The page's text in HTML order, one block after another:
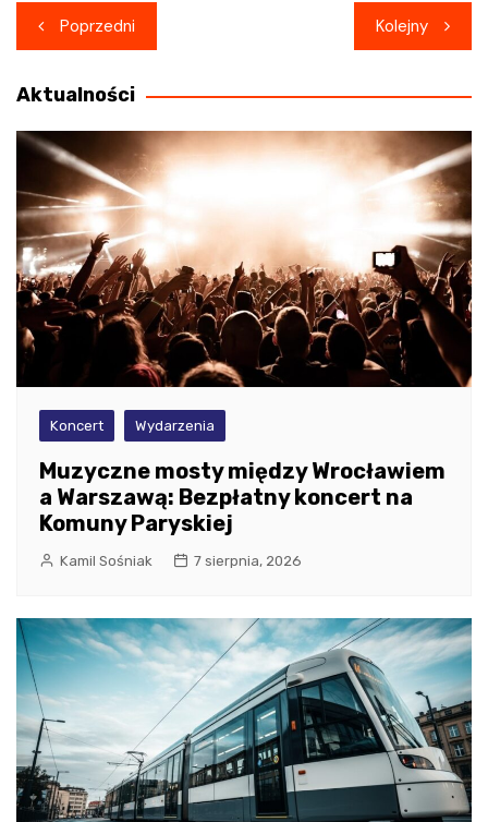
Nawigacja
wpisu
Poprzedni Kolejny
Aktualności
Koncert Wydarzenia
Muzyczne mosty między Wrocławiem
a Warszawą: Bezpłatny koncert na
Komuny Paryskiej
Kamil Sośniak 7 sierpnia, 2026